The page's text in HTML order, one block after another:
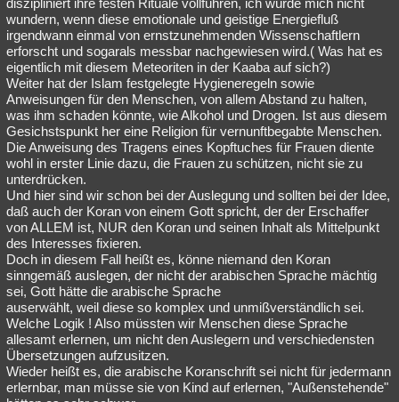
diszipliniert ihre festen Rituale vollführen, ich würde mich nicht
wundern, wenn diese emotionale und geistige Energiefluß
irgendwann einmal von ernstzunehmenden Wissenschaftlern
erforscht und sogarals messbar nachgewiesen wird.( Was hat es
eigentlich mit diesem Meteoriten in der Kaaba auf sich?)
Weiter hat der Islam festgelegte Hygieneregeln sowie
Anweisungen für den Menschen, von allem Abstand zu halten,
was ihm schaden könnte, wie Alkohol und Drogen. Ist aus diesem
Gesichstspunkt her eine Religion für vernunftbegabte Menschen.
Die Anweisung des Tragens eines Kopftuches für Frauen diente
wohl in erster Linie dazu, die Frauen zu schützen, nicht sie zu
unterdrücken.
Und hier sind wir schon bei der Auslegung und sollten bei der Idee,
daß auch der Koran von einem Gott spricht, der der Erschaffer
von ALLEM ist, NUR den Koran und seinen Inhalt als Mittelpunkt
des Interesses fixieren.
Doch in diesem Fall heißt es, könne niemand den Koran
sinngemäß auslegen, der nicht der arabischen Sprache mächtig
sei, Gott hätte die arabische Sprache
auserwählt, weil diese so komplex und unmißverständlich sei.
Welche Logik ! Also müssten wir Menschen diese Sprache
allesamt erlernen, um nicht den Auslegern und verschiedensten
Übersetzungen aufzusitzen.
Wieder heißt es, die arabische Koranschrift sei nicht für jedermann
erlernbar, man müsse sie von Kind auf erlernen, "Außenstehende"